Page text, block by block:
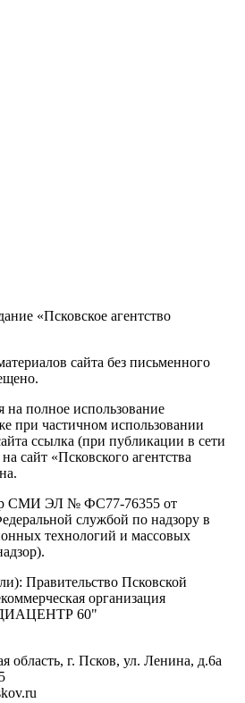
«Псковское агентство
сайта без письменного
на полное использование
при частичном использовании
ссылка (при публикации в сети
сайт «Псковского агентства
СМИ ЭЛ № ФС77-76355 от
службой по надзору в
технологий и массовых
Правительство Псковской
организация
60"
область, г. Псков, ул. Ленина, д.6а